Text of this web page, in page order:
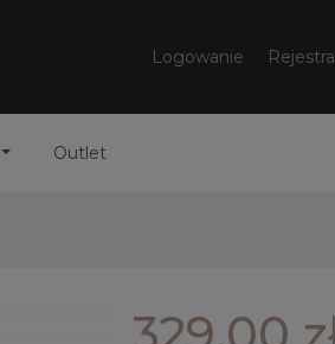
Logowanie
Outlet